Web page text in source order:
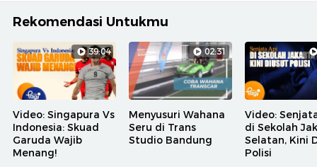
Rekomendasi Untukmu
39:04
Video: Singapura Vs
Indonesia: Skuad
Garuda Wajib
Menang!
02:31
Menyusuri Wahana
Seru di Trans
Studio Bandung
Video:
di Sekolah
Selatan, Kini
Polisi